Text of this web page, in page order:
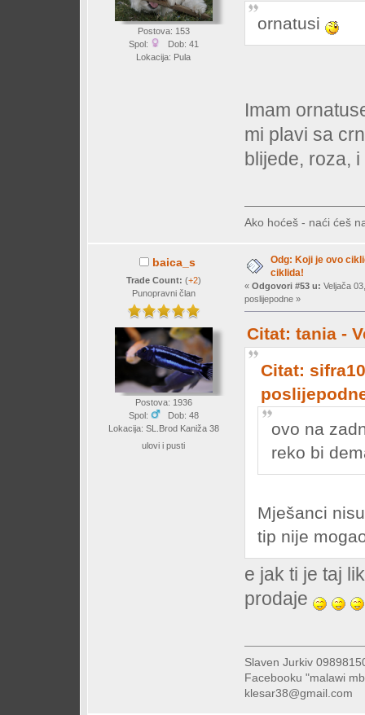
Postova: 153
Spol:
Dob: 41
Lokacija: Pula
ornatusi
Imam
mi plavi sa
blijede, roza,
Ako hoćeš - naći ćeš
baica_s
Trade Count: (+2)
Punopravni član
Postova: 1936
Spol:
Dob: 48
Lokacija: SL.Brod Kaniža 38
ulovi i pusti
Odg: Koji je ovo
ciklida!
« Odgovori #53 u: Veljača
poslijepodne »
Citat: tania -
Citat:
ovo na
reko bi
Mješanci
tip nije
e jak ti je taj
prodaje
Slaven Jurkiv
Facebooku "malawi
klesar38@gmail.com